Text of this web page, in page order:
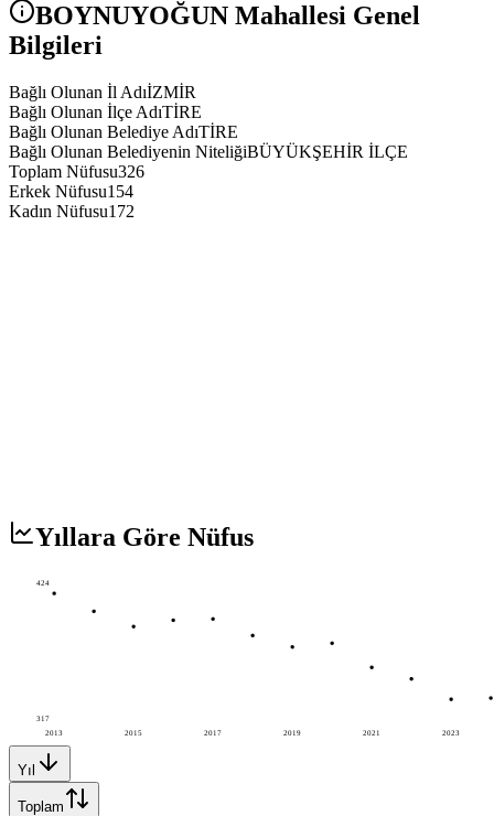
BOYNUYOĞUN Mahallesi Genel
Bilgileri
Bağlı Olunan İl AdıİZMİR
Bağlı Olunan İlçe AdıTİRE
Bağlı Olunan Belediye AdıTİRE
Bağlı Olunan Belediyenin NiteliğiBÜYÜKŞEHİR İLÇE
Toplam Nüfusu326
Erkek Nüfusu154
Kadın Nüfusu172
Yıllara Göre Nüfus
2013 2015 2017 2019 2021 2023
424
317
Yıl
Toplam